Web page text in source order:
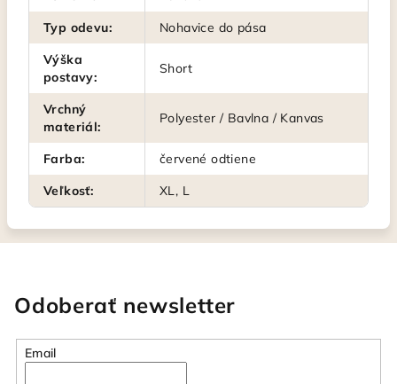
Typ odevu:
Nohavice do pása
Výška
postavy:
Short
Vrchný
materiál:
Polyester / Bavlna / Kanvas
Farba:
červené odtiene
Veľkosť: XL, L
Odoberať newsletter
Email